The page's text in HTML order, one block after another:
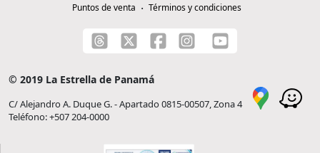
Puntos de venta
Términos y condiciones
© 2019 La Estrella de Panamá
C/ Alejandro A. Duque G. - Apartado 0815-00507, Zona 4
Teléfono: +507 204-0000